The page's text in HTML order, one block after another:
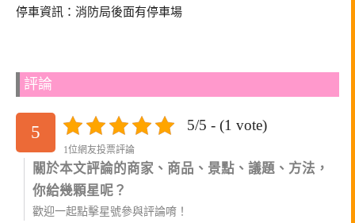
停車資訊：消防局後面有停車場
評論
5 5/5 - (1 vote)
1位網友投票評論
關於本文評論的商家、商品、景點、議題、方法，
你給幾顆星呢？
歡迎一起點擊星號參與評論唷！